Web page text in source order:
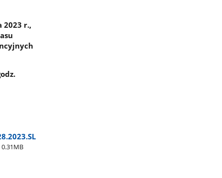
2023 r.,
0.31MB